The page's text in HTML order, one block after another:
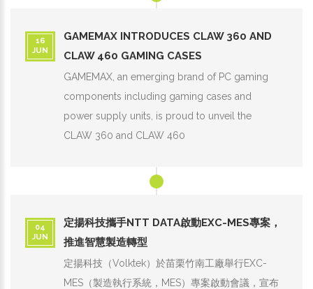
16
JUN
GAMEMAX INTRODUCES CLAW 360 AND
CLAW 460 GAMING CASES
GAMEMAX, an emerging brand of PC gaming
components including gaming cases and
power supply units, is proud to unveil the
CLAW 360 and CLAW 460
04
JUN
定揚科技攜手NTT DATA啟動EXC-MES專案，
推進智慧製造轉型
定揚科技（Volktek）於苗栗竹南工廠舉行EXC-
MES（製造執行系統，MES）專案啟動會議，宣布